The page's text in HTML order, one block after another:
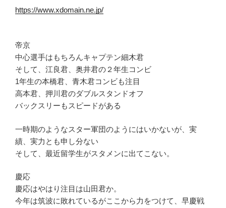
https://www.xdomain.ne.jp/
帝京
中心選手はもちろんキャプテン細木君
そして、江良君、奥井君の２年生コンビ
1年生の本橋君、青木君コンビも注目
高本君、押川君のダブルスタンドオフ
バックスリーもスピードがある
一時期のようなスター軍団のようにはいかないが、実
績、実力とも申し分ない
そして、最近留学生がスタメンに出てこない。
慶応
慶応はやはり注目は山田君か。
今年は筑波に敗れているがここから力をつけて、早慶戦